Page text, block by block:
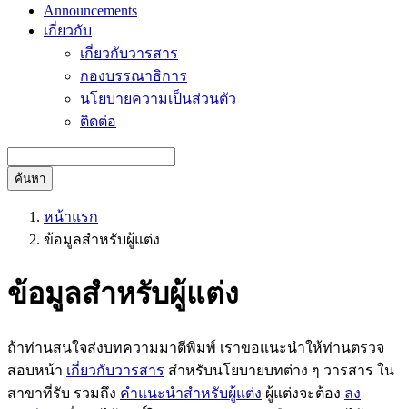
Announcements
เกี่ยวกับ
เกี่ยวกับวารสาร
กองบรรณาธิการ
นโยบายความเป็นส่วนตัว
ติดต่อ
ค้นหา
หน้าแรก
ข้อมูลสำหรับผู้แต่ง
ข้อมูลสำหรับผู้แต่ง
ถ้าท่านสนใจส่งบทความมาตีพิมพ์ เราขอแนะนำให้ท่านตรวจ
สอบหน้า เกี่ยวกับวารสาร สำหรับนโยบายบทต่าง ๆ วารสาร ใน
สาขาที่รับ รวมถึง คำแนะนำสำหรับผู้แต่ง ผู้แต่งจะต้อง ลง